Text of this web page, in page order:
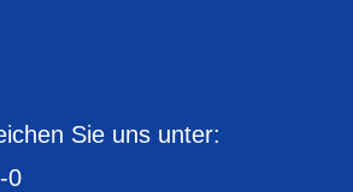
Sie uns unter:
0